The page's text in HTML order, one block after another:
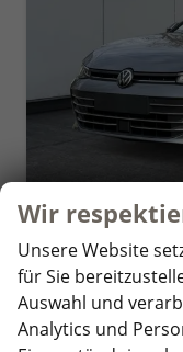
Volkswagen
unverbindliche
Fahrzeugnr. 359065
Wir
Unsere Website
für Sie
Auswahl und
Analytics und